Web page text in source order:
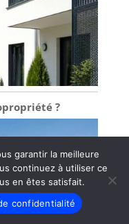
?
garantir la meilleure
continuez à utiliser ce
en êtes satisfait.
confidentialité